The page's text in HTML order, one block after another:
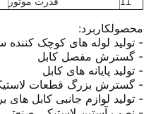
محصولکاربرد:
- تولید لوله های کوچک کننده
- گسترش مفصل کابل
- تولید پایانه های کابل
- گسترش بزرگ قطعات
- تولید لوازم جانبی کابل های